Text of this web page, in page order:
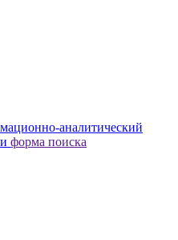
аналитический
форма поиска